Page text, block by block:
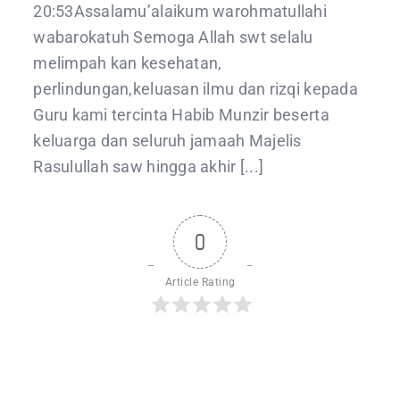
20:53Assalamu’alaikum warohmatullahi
wabarokatuh Semoga Allah swt selalu
melimpah kan kesehatan,
perlindungan,keluasan ilmu dan rizqi kepada
Guru kami tercinta Habib Munzir beserta
keluarga dan seluruh jamaah Majelis
Rasulullah saw hingga akhir [...]
0
Article Rating